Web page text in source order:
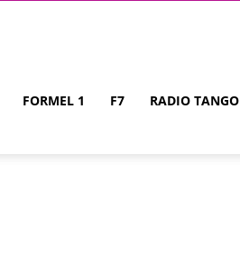
FORMEL 1 F7 RADIO TANGO